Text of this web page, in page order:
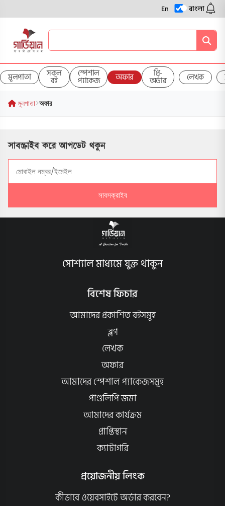
En বাংলা
মূলপাতা সকল
বই
স্পেশাল
প্যাকেজ অফার প্রি-
অর্ডার লেখক
মূলপাতা অফার
সাবস্ক্রাইব করে আপডেট থকুন
সাবসক্রাইব
সোশ্যাল মাধ্যমে যুক্ত থাকুন
বিশেষ ফিচার
আমাদের প্রকাশিত বইসমূহ
ব্লগ
লেখক
অফার
আমাদের স্পেশাল প্যাকেজসমূহ
পাণ্ডলিপি জমা
আমাদের কার্যক্রম
প্রাপ্তিস্থান
ক্যাটাগরি
প্রয়োজনীয় লিংক
কীভাবে ওয়েবসাইটে অর্ডার করবেন?